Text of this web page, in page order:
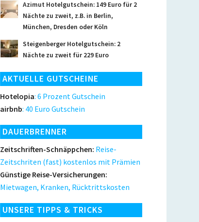
Azimut Hotelgutschein: 149 Euro für 2
Nächte zu zweit, z.B. in Berlin,
München, Dresden oder Köln
Steigenberger Hotelgutschein: 2
Nächte zu zweit für 229 Euro
AKTUELLE GUTSCHEINE
Hotelopia: 6 Prozent Gutschein
airbnb: 40 Euro Gutschein
DAUERBRENNER
Zeitschriften-Schnäppchen: Reise-
Zeitschriten (fast) kostenlos mit Prämien
Günstige Reise-Versicherungen:
Mietwagen, Kranken, Rücktrittskosten
UNSERE TIPPS & TRICKS